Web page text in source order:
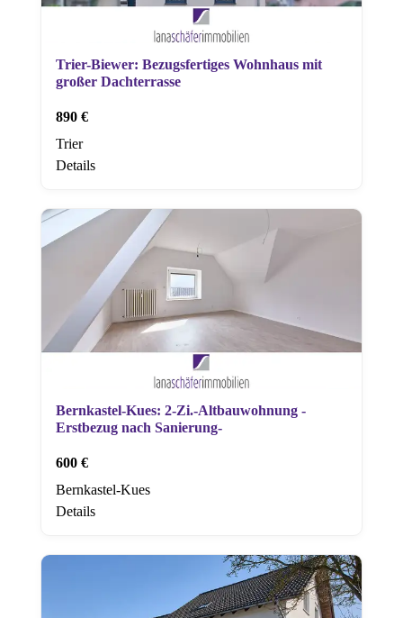
Trier-Biewer: Bezugsfertiges Wohnhaus mit
großer Dachterrasse
890 €
Trier
Details
Bernkastel-Kues: 2-Zi.-Altbauwohnung -
Erstbezug nach Sanierung-
600 €
Bernkastel-Kues
Details